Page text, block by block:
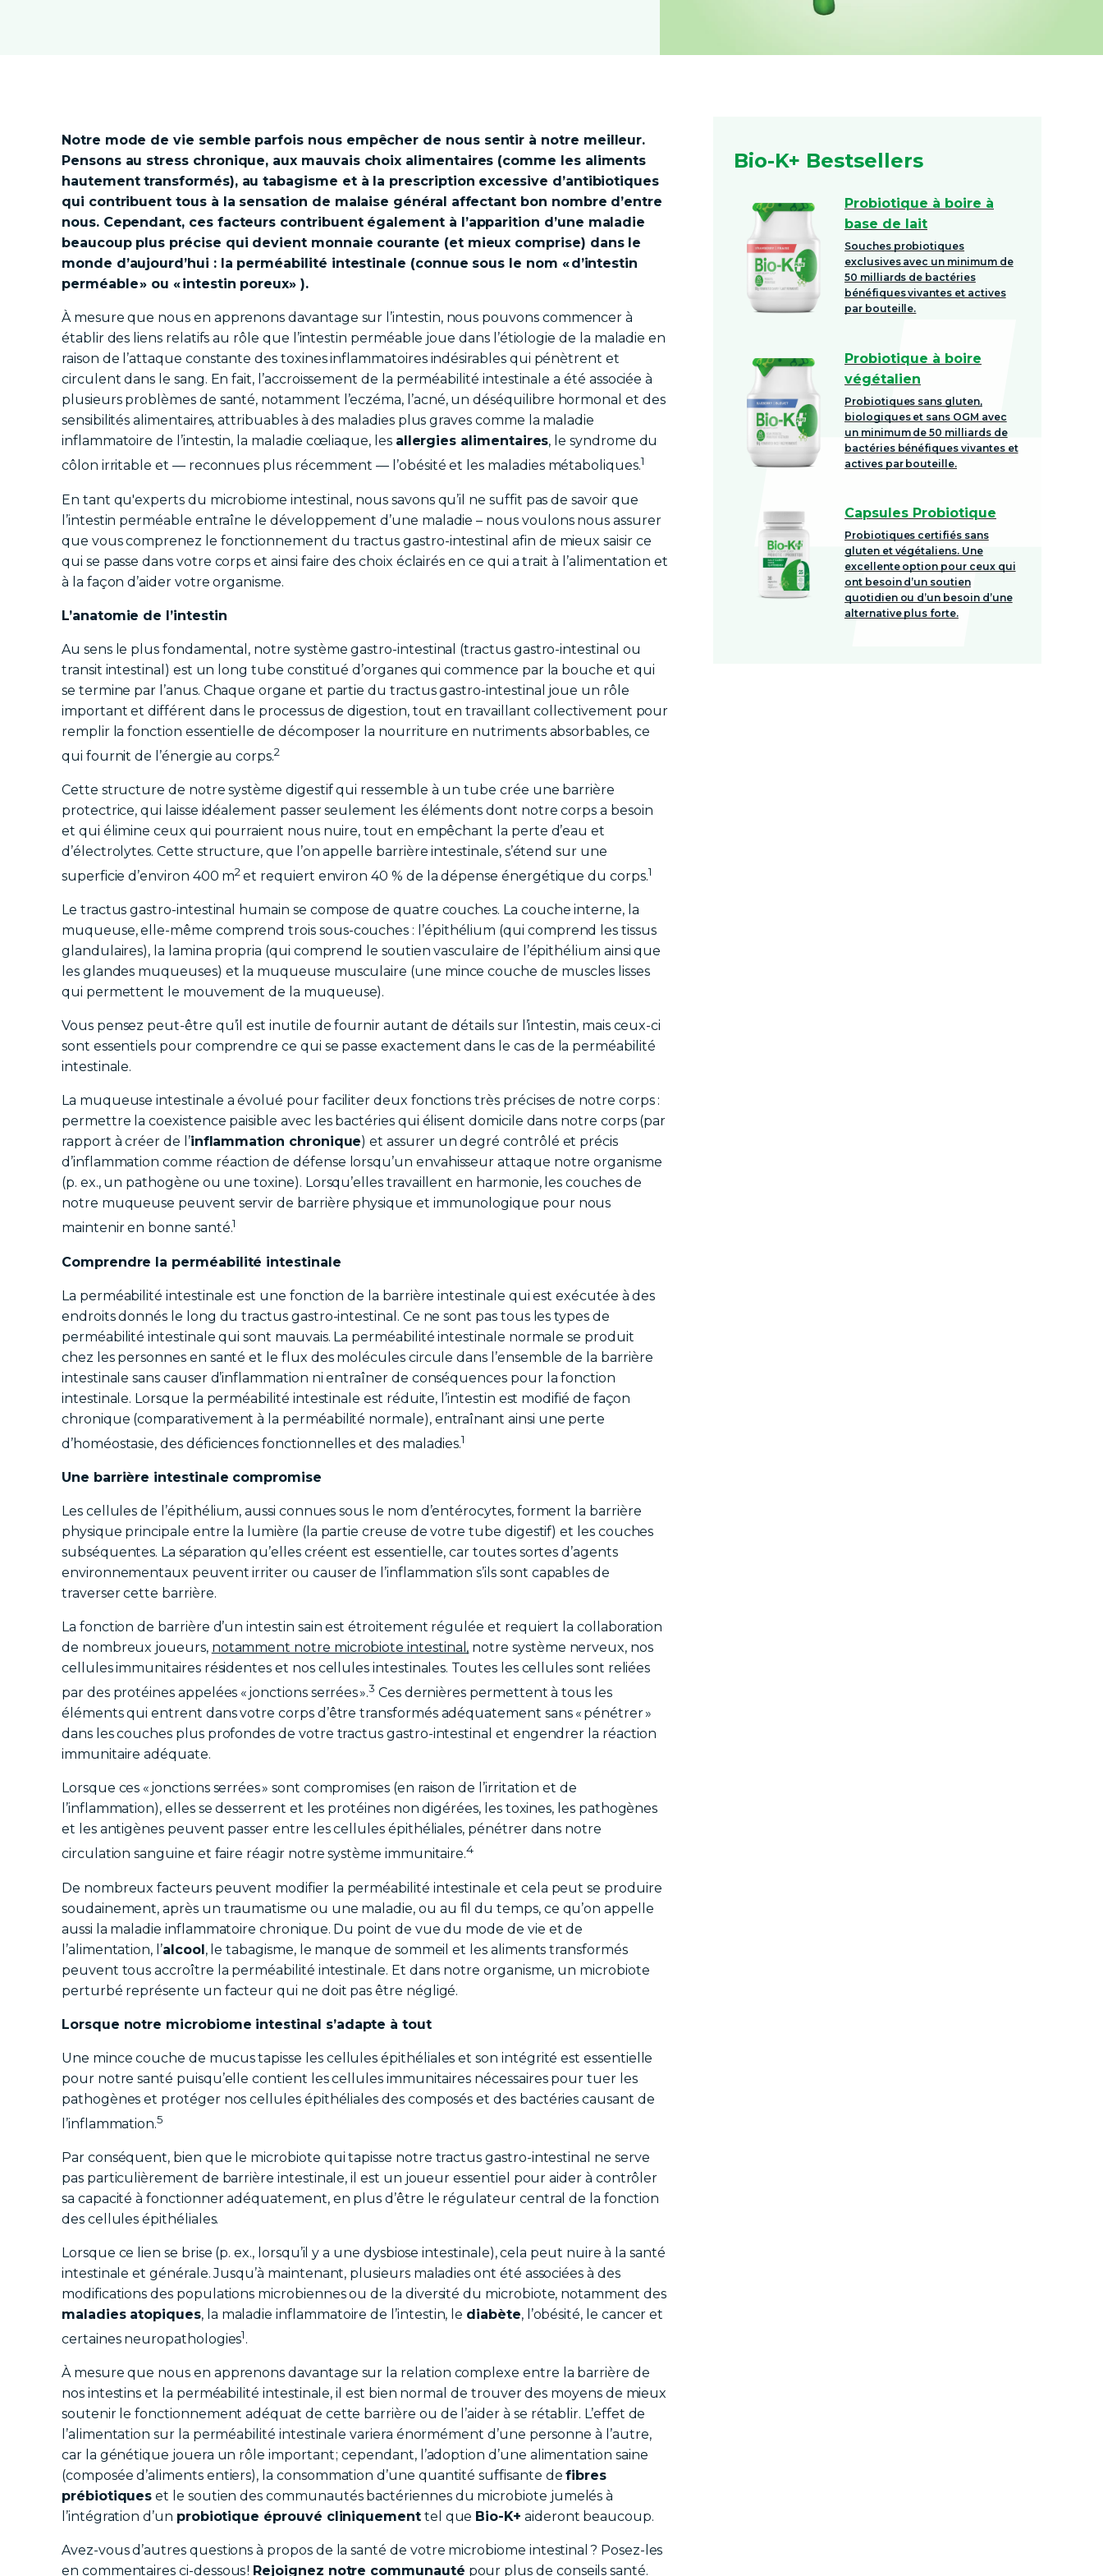
Notre mode de vie semble parfois nous empêcher de nous sentir à notre meilleur.
Pensons au stress chronique, aux mauvais choix alimentaires (comme les aliments
hautement transformés), au tabagisme et à la prescription excessive d’antibiotiques
qui contribuent tous à la sensation de malaise général affectant bon nombre d’entre
nous. Cependant, ces facteurs contribuent également à l’apparition d’une maladie
beaucoup plus précise qui devient monnaie courante (et mieux comprise) dans le
monde d’aujourd’hui : la perméabilité intestinale (connue sous le nom « d’intestin
perméable » ou « intestin poreux» ).
À mesure que nous en apprenons davantage sur l’intestin, nous pouvons commencer à
établir des liens relatifs au rôle que l’intestin perméable joue dans l’étiologie de la maladie en
raison de l’attaque constante des toxines inflammatoires indésirables qui pénètrent et
circulent dans le sang. En fait, l’accroissement de la perméabilité intestinale a été associée à
plusieurs problèmes de santé, notamment l’eczéma, l’acné, un déséquilibre hormonal et des
sensibilités alimentaires, attribuables à des maladies plus graves comme la maladie
inflammatoire de l’intestin, la maladie cœliaque, les allergies alimentaires, le syndrome du
côlon irritable et — reconnues plus récemment — l’obésité et les maladies métaboliques.1
En tant qu'experts du microbiome intestinal, nous savons qu’il ne suffit pas de savoir que
l’intestin perméable entraîne le développement d’une maladie – nous voulons nous assurer
que vous comprenez le fonctionnement du tractus gastro-intestinal afin de mieux saisir ce
qui se passe dans votre corps et ainsi faire des choix éclairés en ce qui a trait à l’alimentation et
à la façon d’aider votre organisme.
L’anatomie de l’intestin
Au sens le plus fondamental, notre système gastro-intestinal (tractus gastro-intestinal ou
transit intestinal) est un long tube constitué d’organes qui commence par la bouche et qui
se termine par l’anus. Chaque organe et partie du tractus gastro-intestinal joue un rôle
important et différent dans le processus de digestion, tout en travaillant collectivement pour
remplir la fonction essentielle de décomposer la nourriture en nutriments absorbables, ce
qui fournit de l’énergie au corps.2
Cette structure de notre système digestif qui ressemble à un tube crée une barrière
protectrice, qui laisse idéalement passer seulement les éléments dont notre corps a besoin
et qui élimine ceux qui pourraient nous nuire, tout en empêchant la perte d’eau et
d’électrolytes. Cette structure, que l’on appelle barrière intestinale, s’étend sur une
superficie d’environ 400 m2 et requiert environ 40 % de la dépense énergétique du corps.1
Le tractus gastro-intestinal humain se compose de quatre couches. La couche interne, la
muqueuse, elle-même comprend trois sous-couches : l’épithélium (qui comprend les tissus
glandulaires), la lamina propria (qui comprend le soutien vasculaire de l’épithélium ainsi que
les glandes muqueuses) et la muqueuse musculaire (une mince couche de muscles lisses
qui permettent le mouvement de la muqueuse).
Vous pensez peut-être qu’il est inutile de fournir autant de détails sur l’intestin, mais ceux-ci
sont essentiels pour comprendre ce qui se passe exactement dans le cas de la perméabilité
intestinale.
La muqueuse intestinale a évolué pour faciliter deux fonctions très précises de notre corps :
permettre la coexistence paisible avec les bactéries qui élisent domicile dans notre corps (par
rapport à créer de l’inflammation chronique) et assurer un degré contrôlé et précis
d’inflammation comme réaction de défense lorsqu’un envahisseur attaque notre organisme
(p. ex., un pathogène ou une toxine). Lorsqu’elles travaillent en harmonie, les couches de
notre muqueuse peuvent servir de barrière physique et immunologique pour nous
maintenir en bonne santé.1
Comprendre la perméabilité intestinale
La perméabilité intestinale est une fonction de la barrière intestinale qui est exécutée à des
endroits donnés le long du tractus gastro-intestinal. Ce ne sont pas tous les types de
perméabilité intestinale qui sont mauvais. La perméabilité intestinale normale se produit
chez les personnes en santé et le flux des molécules circule dans l’ensemble de la barrière
intestinale sans causer d’inflammation ni entraîner de conséquences pour la fonction
intestinale. Lorsque la perméabilité intestinale est réduite, l’intestin est modifié de façon
chronique (comparativement à la perméabilité normale), entraînant ainsi une perte
d’homéostasie, des déficiences fonctionnelles et des maladies.1
Une barrière intestinale compromise
Les cellules de l’épithélium, aussi connues sous le nom d’entérocytes, forment la barrière
physique principale entre la lumière (la partie creuse de votre tube digestif) et les couches
subséquentes. La séparation qu’elles créent est essentielle, car toutes sortes d’agents
environnementaux peuvent irriter ou causer de l’inflammation s’ils sont capables de
traverser cette barrière.
La fonction de barrière d’un intestin sain est étroitement régulée et requiert la collaboration
de nombreux joueurs, notamment notre microbiote intestinal, notre système nerveux, nos
cellules immunitaires résidentes et nos cellules intestinales. Toutes les cellules sont reliées
par des protéines appelées « jonctions serrées ».3 Ces dernières permettent à tous les
éléments qui entrent dans votre corps d’être transformés adéquatement sans « pénétrer »
dans les couches plus profondes de votre tractus gastro-intestinal et engendrer la réaction
immunitaire adéquate.
Lorsque ces « jonctions serrées » sont compromises (en raison de l’irritation et de
l’inflammation), elles se desserrent et les protéines non digérées, les toxines, les pathogènes
et les antigènes peuvent passer entre les cellules épithéliales, pénétrer dans notre
circulation sanguine et faire réagir notre système immunitaire.4
De nombreux facteurs peuvent modifier la perméabilité intestinale et cela peut se produire
soudainement, après un traumatisme ou une maladie, ou au fil du temps, ce qu’on appelle
aussi la maladie inflammatoire chronique. Du point de vue du mode de vie et de
l’alimentation, l’alcool, le tabagisme, le manque de sommeil et les aliments transformés
peuvent tous accroître la perméabilité intestinale. Et dans notre organisme, un microbiote
perturbé représente un facteur qui ne doit pas être négligé.
Lorsque notre microbiome intestinal s’adapte à tout
Une mince couche de mucus tapisse les cellules épithéliales et son intégrité est essentielle
pour notre santé puisqu’elle contient les cellules immunitaires nécessaires pour tuer les
pathogènes et protéger nos cellules épithéliales des composés et des bactéries causant de
l’inflammation.5
Par conséquent, bien que le microbiote qui tapisse notre tractus gastro-intestinal ne serve
pas particulièrement de barrière intestinale, il est un joueur essentiel pour aider à contrôler
sa capacité à fonctionner adéquatement, en plus d’être le régulateur central de la fonction
des cellules épithéliales.
Lorsque ce lien se brise (p. ex., lorsqu’il y a une dysbiose intestinale), cela peut nuire à la santé
intestinale et générale. Jusqu’à maintenant, plusieurs maladies ont été associées à des
modifications des populations microbiennes ou de la diversité du microbiote, notamment des
maladies atopiques, la maladie inflammatoire de l’intestin, le diabète, l’obésité, le cancer et
certaines neuropathologies1.
À mesure que nous en apprenons davantage sur la relation complexe entre la barrière de
nos intestins et la perméabilité intestinale, il est bien normal de trouver des moyens de mieux
soutenir le fonctionnement adéquat de cette barrière ou de l’aider à se rétablir. L’effet de
l’alimentation sur la perméabilité intestinale variera énormément d’une personne à l’autre,
car la génétique jouera un rôle important ; cependant, l’adoption d’une alimentation saine
(composée d’aliments entiers), la consommation d’une quantité suffisante defibres
prébiotiques et le soutien des communautés bactériennes du microbiote jumelés à
l’intégration d’un probiotique éprouvé cliniquementtel que Bio-K+ aideront beaucoup.
Avez-vous d’autres questions à propos de la santé de votre microbiome intestinal ? Posez-les
en commentaires ci-dessous ! Rejoignez notre communauté pour plus de conseils santé.
Bio-K+ Bestsellers
Probiotique à boire à
base de lait
Souches probiotiques
exclusives avec un minimum de
50 milliards de bactéries
bénéfiques vivantes et actives
par bouteille.
Probiotique à boire
végétalien
Probiotiques sans gluten,
biologiques et sans OGM avec
un minimum de 50 milliards de
bactéries bénéfiques vivantes et
actives par bouteille.
Capsules Probiotique
Probiotiques certifiés sans
gluten et végétaliens. Une
excellente option pour ceux qui
ont besoin d’un soutien
quotidien ou d’un besoin d’une
alternative plus forte.